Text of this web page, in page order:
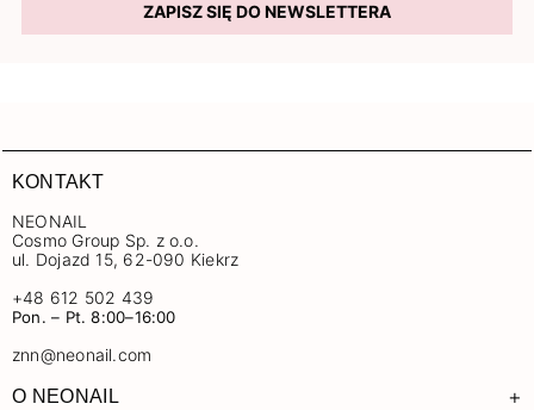
ZAPISZ SIĘ DO NEWSLETTERA
KONTAKT
NEONAIL
Cosmo Group Sp. z o.o.
ul. Dojazd 15, 62-090 Kiekrz
+48 612 502 439
Pon. – Pt. 8:00–16:00
znn@neonail.com
O NEONAIL +